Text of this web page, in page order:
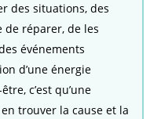
des situations, des
réparer, de les
événements
d’une énergie
c’est qu’une
trouver la cause et la